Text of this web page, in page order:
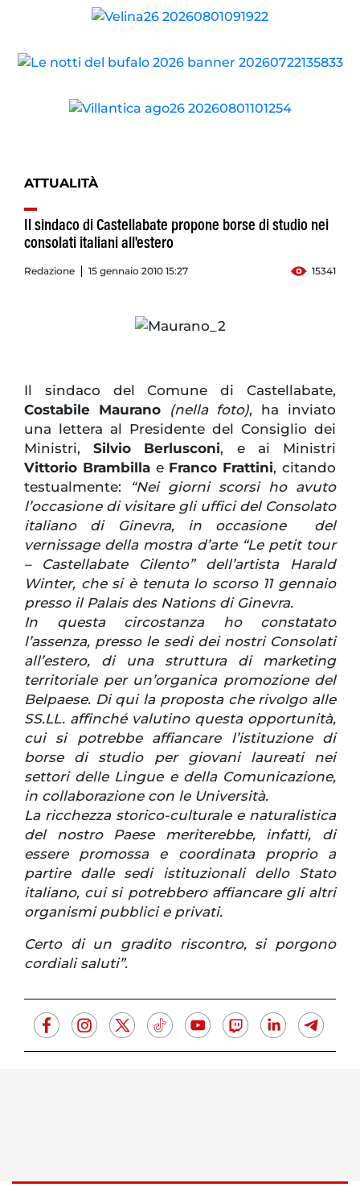
ATTUALITÀ
Il sindaco di Castellabate propone borse di studio nei
consolati italiani all'estero
Redazione 15 gennaio 2010 15:27 15341
Il sindaco del Comune di Castellabate,
Costabile Maurano
(nella foto), ha inviato
una lettera al Presidente del Consiglio dei
Ministri,Silvio Berlusconi, e ai Ministri
Vittorio Brambillae Franco Frattini, citando
testualmente:
“Nei giorni scorsi ho avuto
l’occasione di visitare gli uffici del Consolato
italiano di Ginevra, in occasione del
vernissage della mostra d’arte “Le petit tour
– Castellabate Cilento” dell’artista Harald
Winter, che si è tenuta lo scorso 11 gennaio
presso il Palais des Nations di Ginevra.
In questa circostanza ho constatato
l’assenza, presso le sedi dei nostri Consolati
all’estero, di una struttura di marketing
territoriale per un’organica promozione del
Belpaese. Di qui la proposta che rivolgo alle
SS.LL. affinché valutino questa opportunità,
cui si potrebbe affiancare l’istituzione di
borse di studio per giovani laureati nei
settori delle Lingue e della Comunicazione,
in collaborazione con le Università.
La ricchezza storico-culturale e naturalistica
del nostro Paese meriterebbe, infatti, di
essere promossa e coordinata proprio a
partire dalle sedi istituzionali dello Stato
italiano, cui si potrebbero affiancare gli altri
organismi pubblici e privati.
Certo di un gradito riscontro, si porgono
cordiali saluti”.